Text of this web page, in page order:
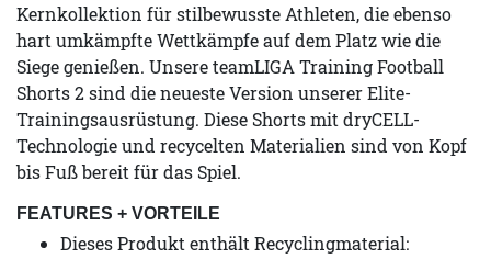
Kernkollektion für stilbewusste Athleten, die ebenso
hart umkämpfte Wettkämpfe auf dem Platz wie die
Siege genießen. Unsere teamLIGA Training Football
Shorts 2 sind die neueste Version unserer Elite-
Trainingsausrüstung. Diese Shorts mit dryCELL-
Technologie und recycelten Materialien sind von Kopf
bis Fuß bereit für das Spiel.
FEATURES + VORTEILE
Dieses Produkt enthält Recyclingmaterial: